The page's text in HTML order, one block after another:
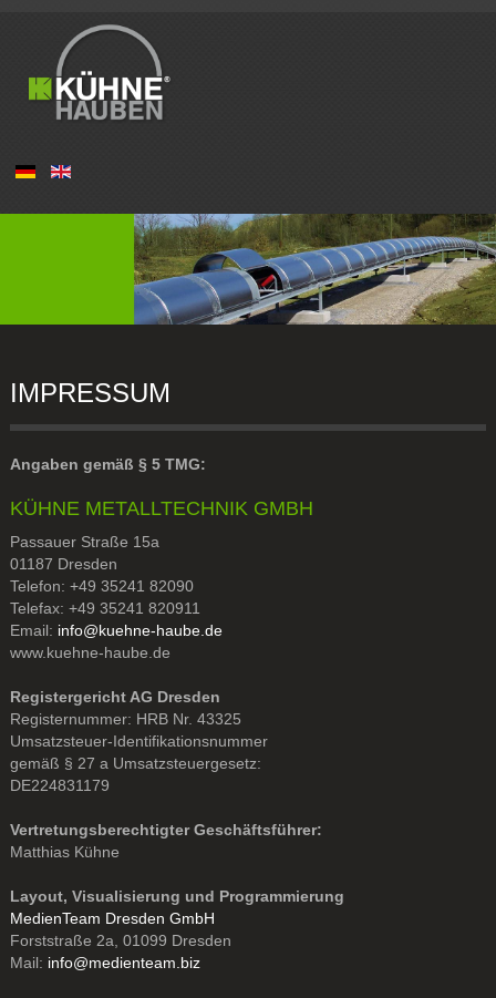
IMPRESSUM
Angaben gemäß § 5 TMG:
KÜHNE METALLTECHNIK GMBH
Passauer Straße 15a
01187 Dresden
Telefon: +49 35241 82090
Telefax: +49 35241 820911
Email: info@kuehne-haube.de
www.kuehne-haube.de
Registergericht AG Dresden
Registernummer: HRB Nr. 43325
Umsatzsteuer-Identifikationsnummer
gemäß § 27 a Umsatzsteuergesetz:
DE224831179
Vertretungsberechtigter Geschäftsführer:
Matthias Kühne
Layout, Visualisierung und Programmierung
MedienTeam Dresden GmbH
Forststraße 2a, 01099 Dresden
Mail: info@medienteam.biz